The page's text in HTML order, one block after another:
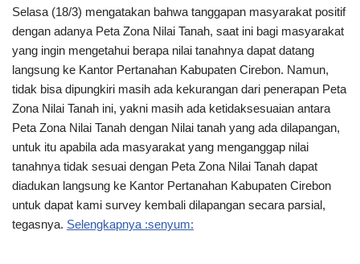
Selasa (18/3) mengatakan bahwa tanggapan masyarakat positif
dengan adanya Peta Zona Nilai Tanah, saat ini bagi masyarakat
yang ingin mengetahui berapa nilai tanahnya dapat datang
langsung ke Kantor Pertanahan Kabupaten Cirebon. Namun,
tidak bisa dipungkiri masih ada kekurangan dari penerapan Peta
Zona Nilai Tanah ini, yakni masih ada ketidaksesuaian antara
Peta Zona Nilai Tanah dengan Nilai tanah yang ada dilapangan,
untuk itu apabila ada masyarakat yang menganggap nilai
tanahnya tidak sesuai dengan Peta Zona Nilai Tanah dapat
diadukan langsung ke Kantor Pertanahan Kabupaten Cirebon
untuk dapat kami survey kembali dilapangan secara parsial,
tegasnya. Selengkapnya :senyum: